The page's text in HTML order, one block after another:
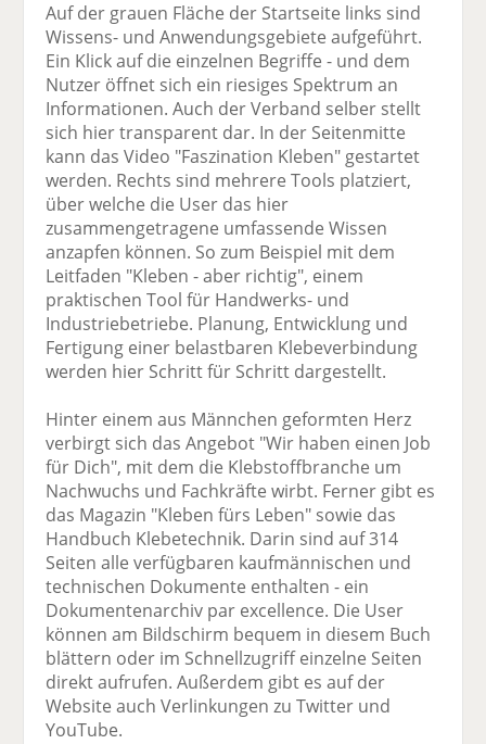
Auf der grauen Fläche der Startseite links sind
Wissens- und Anwendungsgebiete aufgeführt.
Ein Klick auf die einzelnen Begriffe - und dem
Nutzer öffnet sich ein riesiges Spektrum an
Informationen. Auch der Verband selber stellt
sich hier transparent dar. In der Seitenmitte
kann das Video "Faszination Kleben" gestartet
werden. Rechts sind mehrere Tools platziert,
über welche die User das hier
zusammengetragene umfassende Wissen
anzapfen können. So zum Beispiel mit dem
Leitfaden "Kleben - aber richtig", einem
praktischen Tool für Handwerks- und
Industriebetriebe. Planung, Entwicklung und
Fertigung einer belastbaren Klebeverbindung
werden hier Schritt für Schritt dargestellt.
Hinter einem aus Männchen geformten Herz
verbirgt sich das Angebot "Wir haben einen Job
für Dich", mit dem die Klebstoffbranche um
Nachwuchs und Fachkräfte wirbt. Ferner gibt es
das Magazin "Kleben fürs Leben" sowie das
Handbuch Klebetechnik. Darin sind auf 314
Seiten alle verfügbaren kaufmännischen und
technischen Dokumente enthalten - ein
Dokumentenarchiv par excellence. Die User
können am Bildschirm bequem in diesem Buch
blättern oder im Schnellzugriff einzelne Seiten
direkt aufrufen. Außerdem gibt es auf der
Website auch Verlinkungen zu Twitter und
YouTube.